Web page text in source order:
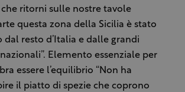
ritorni sulle nostre tavole
questa zona della Sicilia è stato
resto d’Italia e dalle grandi
Elemento essenziale per
essere l’equilibrio “Non ha
il piatto di spezie che coprono